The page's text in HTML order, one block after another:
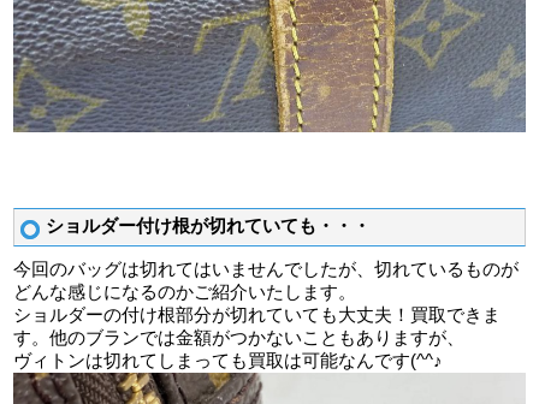
ショルダー付け根が切れていても・・・
今回のバッグは切れてはいませんでしたが、切れているものが
どんな感じになるのかご紹介いたします。
ショルダーの付け根部分が切れていても大丈夫！買取できま
す。他のブランでは金額がつかないこともありますが、
ヴィトンは切れてしまっても買取は可能なんです(^^♪